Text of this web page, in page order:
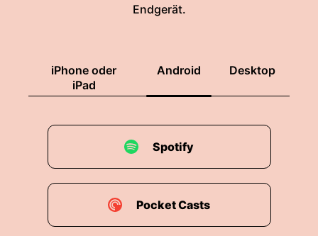
Endgerät.
iPhone oder
iPad
Android Desktop
Spotify
Pocket Casts